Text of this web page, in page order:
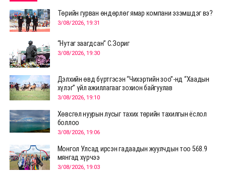
Төрийн гурван өндөрлөг ямар компани эзэмшдэг вэ?
3/08/2026, 19:31
“Нутаг заагдсан” С.Зориг
3/08/2026, 19:30
Дэлхийн өвд бүртгэсэн “Чихэртийн зоо”-нд “Хаадын
хүлэг” үйл ажиллагааг зохион байгуулав
3/08/2026, 19:10
Хөвсгөл нуурын лусыг тахих төрийн тахилгын ёслол
боллоо
3/08/2026, 19:06
Монгол Улсад ирсэн гадаадын жуулчдын тоо 568.9
мянгад хүрчээ
3/08/2026, 19:03